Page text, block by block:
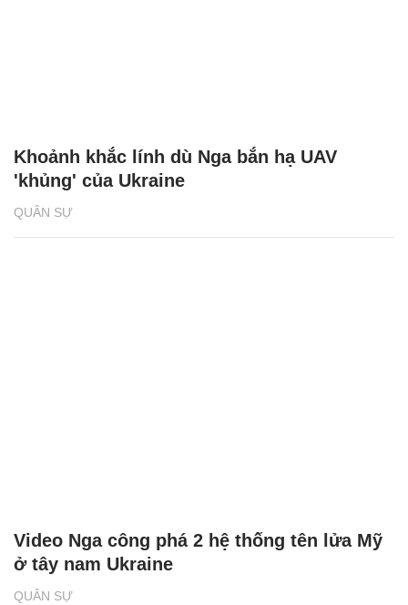
QUÂN SỰ
Khoảnh khắc lính dù Nga bắn hạ UAV
'khủng' của Ukraine
QUÂN SỰ
Video Nga công phá 2 hệ thống tên lửa Mỹ
ở tây nam Ukraine